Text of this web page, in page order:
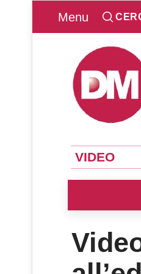
Menu
VIDEO